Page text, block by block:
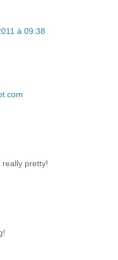
à 09:38
really pretty!